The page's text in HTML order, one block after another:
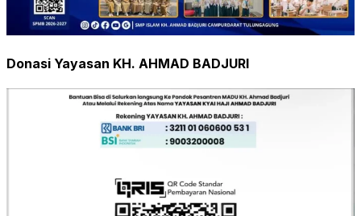
Donasi Yayasan KH. AHMAD BADJURI